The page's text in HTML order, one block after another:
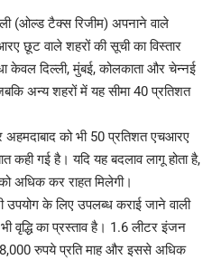
(ओल्ड टैक्स रिजीम) अपनाने वाले
छूट वाले शहरों की सूची का विस्तार
केवल दिल्ली, मुंबई, कोलकाता और चेन्नई
अन्य शहरों में यह सीमा 40 प्रतिशत
अहमदाबाद को भी 50 प्रतिशत एचआरए
कही गई है। यदि यह बदलाव लागू होता है,
अधिक कर राहत मिलेगी।
उपयोग के लिए उपलब्ध कराई जाने वाली
वृद्धि का प्रस्ताव है। 1.6 लीटर इंजन
रुपये प्रति माह और इससे अधिक